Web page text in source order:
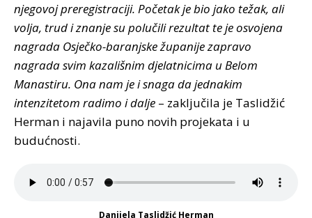
njegovoj preregistraciji. Početak je bio jako težak, ali
volja, trud i znanje su polučili rezultat te je osvojena
nagrada Osječko-baranjske županije zapravo
nagrada svim kazališnim djelatnicima u Belom
Manastiru. Ona nam je i snaga da jednakim
intenzitetom radimo i dalje – zaključila je Taslidžić
Herman i najavila puno novih projekata i u
budućnosti.
Danijela Taslidžić Herman